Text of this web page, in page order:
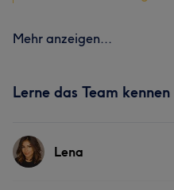
Mehr anzeigen...
Lerne das Team kennen
Lena